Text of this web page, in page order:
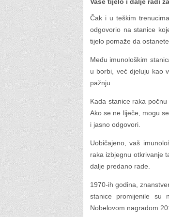
Čak i u teškim
odgovorio na stanice
tijelo pomaže da
Među imunološkim
u borbi, već djeluju kao
pažnju.
Kada stanice raka
Ako se ne liječe, mogu
i jasno odgovori.
Uobičajeno, vaš
raka izbjegnu otkrivanje
dalje predano rade.
1970-ih godina,
stanice promijenile su
Nobelovom nagradom